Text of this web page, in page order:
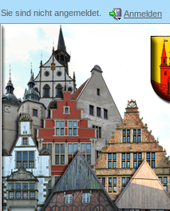
Sie sind nicht angemeldet. Anmelden